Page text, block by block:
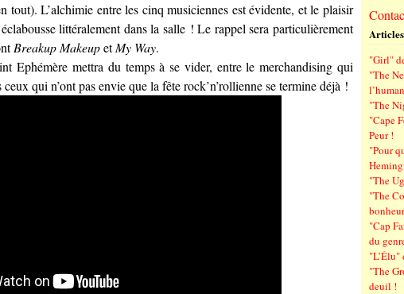
tout). L’alchimie entre les cinq musiciennes est évidente, et le plaisir
littéralement dans la salle ! Le rappel sera particulièrement
Breakup MakeupetMy Way.
Ephémère mettra du temps à se vider, entre le merchandising qui
qui n’ont pas envie que la fête rock’n’rollienne se termine déjà !
Mars
Mai
Avril
Juin
Mai
Juin
Mai
Juin
Mai
Août
Juin
Mai
Juin
Mai
"Girl"
"The
"The
"Cape
Peur !
"Pour
"The
"The
bonheur
"Cap
du
"L’Élu"
"The
deuil !